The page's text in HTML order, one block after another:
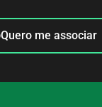
Quero me associar